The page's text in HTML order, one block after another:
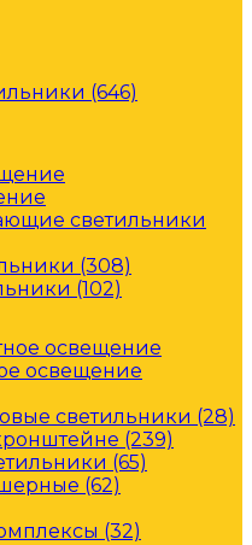
(646)
светильники
(308)
(102)
освещение
светильники (28)
(239)
(65)
(62)
(32)